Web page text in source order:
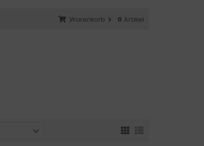
Warenkorb 0 Artikel